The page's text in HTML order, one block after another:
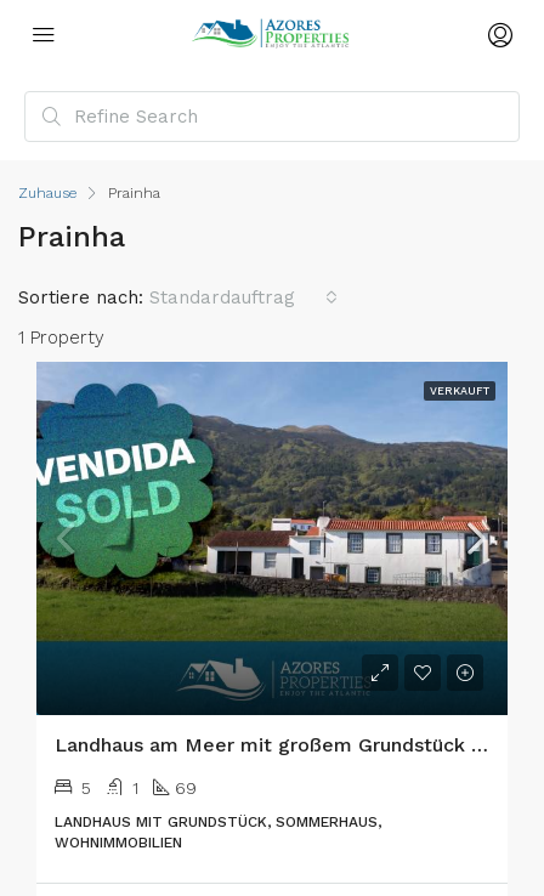
Zuhause Prainha
Prainha
1 Property
Sortiere nach: Standardauftrag
VERKAUFT
Landhaus am Meer mit großem Grundstück auf der Insel Pico
5 1 69
LANDHAUS MIT GRUNDSTÜCK, SOMMERHAUS,
WOHNIMMOBILIEN